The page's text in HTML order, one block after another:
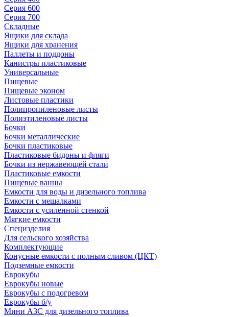
Серия 600
Серия 700
Складные
Ящики для склада
Ящики для хранения
Паллеты и поддоны
Канистры пластиковые
Универсальные
Пищевые
Пищевые эконом
Листовые пластики
Полипропиленовые листы
Полиэтиленовые листы
Бочки
Бочки металлические
Бочки пластиковые
Пластиковые бидоны и фляги
Бочки из нержавеющей стали
Пластиковые емкости
Пищевые ванны
Емкости для воды и дизельного топлива
Емкости с мешалками
Емкости с усиленной стенкой
Мягкие емкости
Специзделия
Для сельского хозяйства
Комплектующие
Конусные емкости с полным сливом (ЦКТ)
Подземные емкости
Еврокубы
Еврокубы новые
Еврокубы с подогревом
Еврокубы б/у
Мини АЗС для дизельного топлива